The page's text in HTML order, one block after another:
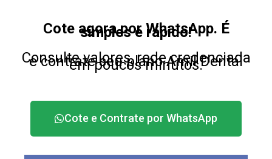
Cote agora por WhatsApp. É
simples e rápido!
Consulte valores, rede credenciada
e contrate seu plano Amil Dental
em poucos minutos.
Cote e Contrate por WhatsApp